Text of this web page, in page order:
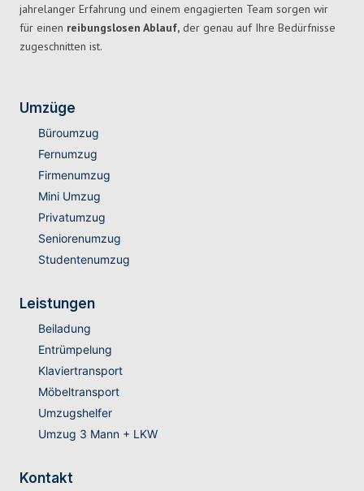
jahrelanger Erfahrung und einem engagierten Team sorgen wir
für einen reibungslosen Ablauf, der genau auf Ihre Bedürfnisse
zugeschnitten ist.
Umzüge
Büroumzug
Fernumzug
Firmenumzug
Mini Umzug
Privatumzug
Seniorenumzug
Studentenumzug
Leistungen
Beiladung
Entrümpelung
Klaviertransport
Möbeltransport
Umzugshelfer
Umzug 3 Mann + LKW
Kontakt